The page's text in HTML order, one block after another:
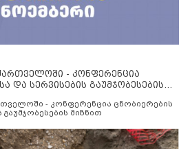
- კონფერენცია
და სერვისების გაუმჯობესების
- კონფერენცია ცნობიერების
მიზნით